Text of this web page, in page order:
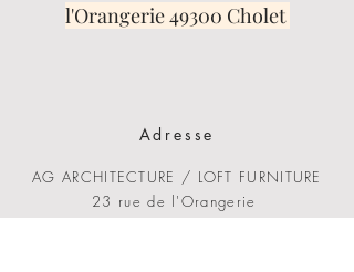
l'Orangerie 49300 Cholet
Adresse
AG ARCHITECTURE / LOFT FURNITURE
23 rue de l'Orangerie